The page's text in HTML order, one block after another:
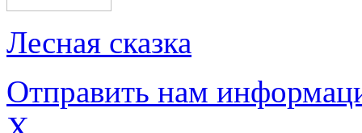
Лесная сказка
Отправить нам